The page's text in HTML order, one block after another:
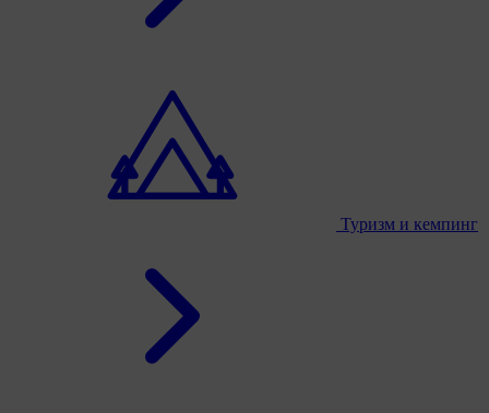
Туризм и кемпинг